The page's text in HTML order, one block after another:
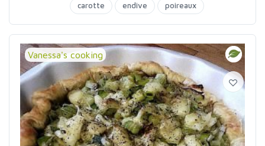
carotte
endive poireaux
Vanessa's cooking